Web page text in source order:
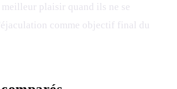
meilleur plaisir quand ils ne se
comme objectif final du